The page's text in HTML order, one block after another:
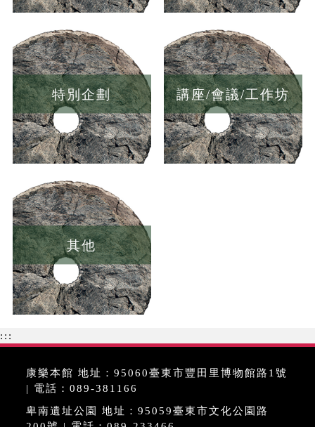
特別企劃 講座/會議/工作坊
其他
:::
康樂本館 地址：95060臺東市豐田里博物館路1號
| 電話：089-381166
卑南遺址公園 地址：95059臺東市文化公園路